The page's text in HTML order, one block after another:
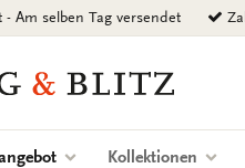
- Am selben Tag versendet
(current)Kollektionen